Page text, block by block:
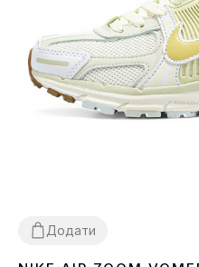
Додати